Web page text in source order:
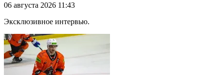
06 августа 2026 11:43
Эксклюзивное интервью.